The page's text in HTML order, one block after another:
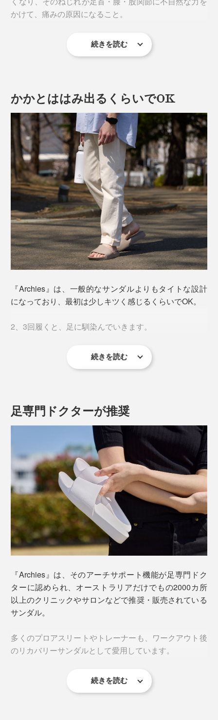
この立体構造が、足裏のアーチを支え、かかとの位置を
安定。正しい姿勢を保ち、スムーズな体重移動を誘導す
るというメカニズム。
2.フィットするアッパー
普通のスライドサンダルは、アッパーがゆるめに作られ
ていますが、『Archies』は足の甲の形状に合わせ、ぴ
足指に力を入れずともサンダルがズレにくく、動きのロ
で、体のバランスも整いやすく。足裏のアーチ機能が働
き、浮き指対策にもなります。
3. ヘタリにくく、足に馴染む
度で弾力性が高く、体重をしっかり受け止めつつ、足の
形にぴったりフィット。
かかとを固定しないサンダルの「脱げやすさ」「つまず
きやすさ」を改善し、とっさの動きにも足についてくる
かけて、痛みの原因になること。
もうひとつは、アッパーがゆるいことで、足指に力が入
り、アーチが正しく機能せず、足底筋膜や関節に負担が
かかること。かかとに高さがないのも、アキレス腱にス
トレスがかかりやすいそうです。
この理屈で考えれば、室内で履くスリッパも同様。
料理や掃除で長時間立ちっぱなしが続くとき、フラット
なスリッパは足のトラブルの元。室内履きを
『Archies』にすることで、家事時間がリカバリータイ
ムに変わります。
続きを読む
かかとははみ出るくらいでOK
『Archies』は、一般的なサンダルよりもタイトな設計
になっており、最初は少しキツく感じるくらいでOK。
2、3回履くと、足に馴染んでいきます。
サイズ展開は1cm刻み。足の幅ではなく、縦の長さの実
選ぶこともあると思いますが、本品はその必要ナシ。
かかともサンダルからはみ出してOK。逆に1cm以上余
る場合はサイズが大きすぎです。下の画像を目安にして
ください。
足の縦の長さは、紙に足を置いて、定規で測るのがベス
ト。かかとから一番長い足指の先までの長さを測ってく
ださい。
続きを読む
足専門ドクターが推奨
『Archies』は、そのアーチサポート機能が足専門ドク
ターに認められ、オーストラリアだけでもの2000カ所
以上のクリニックやサロンなどで推奨・販売されている
サンダル。
多くのプロアスリートやトレーナーも、ワークアウト後
のリカバリーサンダルとして愛用しています。
そのスタートは、オーストラリア・メルボルンの理学療
続きを読む